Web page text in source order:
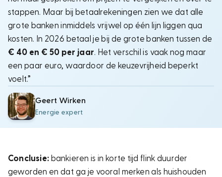
stappen. Maar bij betaalrekeningen zien we dat alle
grote banken inmiddels vrijwel op één lijn liggen qua
kosten. In 2026 betaal je bij de grote banken tussen de
€ 40 en € 50 per jaar. Het verschil is vaak nog maar
een paar euro, waardoor de keuzevrijheid beperkt
voelt.”
Geert Wirken
Energie expert
Conclusie:bankieren is in korte tijd flink duurder
geworden en dat ga je vooral merken als huishouden